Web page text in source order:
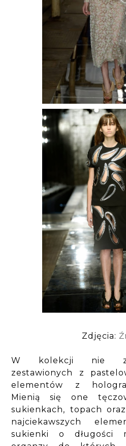
Zdjęcia:
W kolekcji nie
zestawionych z
elementów z
Mienią się one
sukienkach, topach
najciekawszych
sukienki o długości